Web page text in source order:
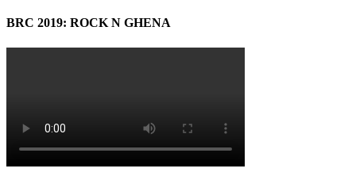
BRC 2019: ROCK N GHENA